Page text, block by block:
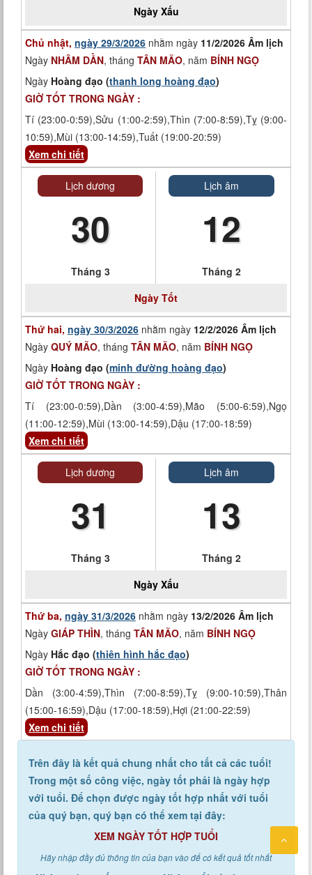
Ngày Xấu
Chủ nhật, ngày 29/3/2026 nhằm ngày 11/2/2026 Âm lịch
Ngày NHÂM DẦN, tháng TÂN MÃO, năm BÍNH NGỌ
Ngày Hoàng đạo (thanh long hoàng đạo)
GIỜ TỐT TRONG NGÀY :
Tí (23:00-0:59),Sửu (1:00-2:59),Thìn (7:00-8:59),Tỵ (9:00-
10:59),Mùi (13:00-14:59),Tuất (19:00-20:59)
Xem chi tiết
Lịch dương
30
Tháng 3
Lịch âm
12
Tháng 2
Ngày Tốt
Thứ hai, ngày 30/3/2026 nhằm ngày 12/2/2026 Âm lịch
Ngày QUÝ MÃO, tháng TÂN MÃO, năm BÍNH NGỌ
Ngày Hoàng đạo (minh đường hoàng đạo)
GIỜ TỐT TRONG NGÀY :
Tí (23:00-0:59),Dần (3:00-4:59),Mão (5:00-6:59),Ngọ
(11:00-12:59),Mùi (13:00-14:59),Dậu (17:00-18:59)
Xem chi tiết
Lịch dương
31
Tháng 3
Lịch âm
13
Tháng 2
Ngày Xấu
Thứ ba, ngày 31/3/2026 nhằm ngày 13/2/2026 Âm lịch
Ngày GIÁP THÌN, tháng TÂN MÃO, năm BÍNH NGỌ
Ngày Hắc đạo (thiên hình hắc đạo)
GIỜ TỐT TRONG NGÀY :
Dần (3:00-4:59),Thìn (7:00-8:59),Tỵ (9:00-10:59),Thân
(15:00-16:59),Dậu (17:00-18:59),Hợi (21:00-22:59)
Xem chi tiết
Trên đây là kết quả chung nhất cho tất cả các tuổi!
Trong một số công việc, ngày tốt phải là ngày hợp
với tuổi. Để chọn được ngày tốt hợp nhất với tuổi
của quý bạn, quý bạn có thể xem tại đây:
XEM NGÀY TỐT HỢP TUỔI
Hãy nhập đầy đủ thông tin của bạn vào để có kết quả tốt nhất